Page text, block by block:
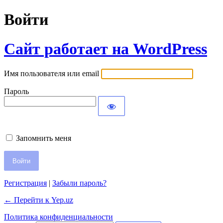
Войти
Сайт работает на WordPress
Имя пользователя или email
Пароль
Запомнить меня
Регистрация | Забыли пароль?
← Перейти к Yep.uz
Политика конфиденциальности